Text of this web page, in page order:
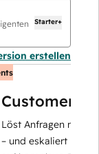
Starter+
erstellen
Anfragen mit
eskaliert bei